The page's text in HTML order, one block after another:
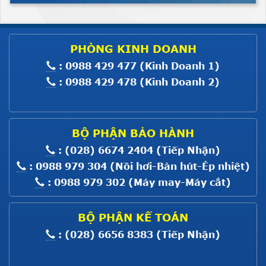
Xem thêm
Máy Trải Vải HS SIII-160
Giá : Liên hệ
Xem thêm
8700
Giá : Liên hệ
Xem thêm
MOTOR BẮT MÁY MỘT KIM CO
Liên hệ
Xem thêm
MOTOR BẮT MÁY VC008; F007;
C007
PHÒNG KINH DOANH
: 0988 429 477 (Kinh Doanh 1)
: 0988 429 478 (Kinh Doanh 2)
BỘ PHẬN BẢO HÀNH
: (028) 6674 2404 (Tiếp Nhận)
: 0988 979 304 (Nồi hơi-Bàn hút-Ép nhiệt)
: 0988 979 302 (Máy may-Máy cắt)
BỘ PHẬN KẾ TOÁN
: (028) 6656 8383 (Tiếp Nhận)